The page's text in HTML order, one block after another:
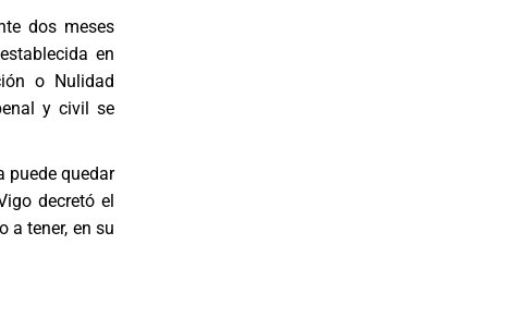
dos meses
en
o Nulidad
y civil se
puede quedar
decretó el
a tener, en su